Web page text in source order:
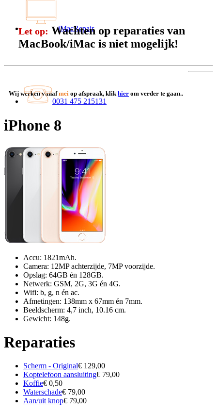
iMacRepair
0031 475 215131
Let op: Wachten op reparaties van
MacBook/iMac is niet mogelijk!
Wij werken vanafmei op afspraak, klik hier om verder te gaan..
iPhone 8
Accu: 1821mAh.
Camera: 12MP achterzijde, 7MP voorzijde.
Opslag: 64GB én 128GB.
Netwerk: GSM, 2G, 3G én 4G.
Wifi: b, g, n én ac.
Afmetingen: 138mm x 67mm én 7mm.
Beeldscherm: 4,7 inch, 10.16 cm.
Gewicht: 148g.
Reparaties
Scherm - Original€ 129,00
Koptelefoon aansluiting€ 79,00
Koffie€ 0,50
Waterschade€ 79,00
Aan/uit knop€ 79,00